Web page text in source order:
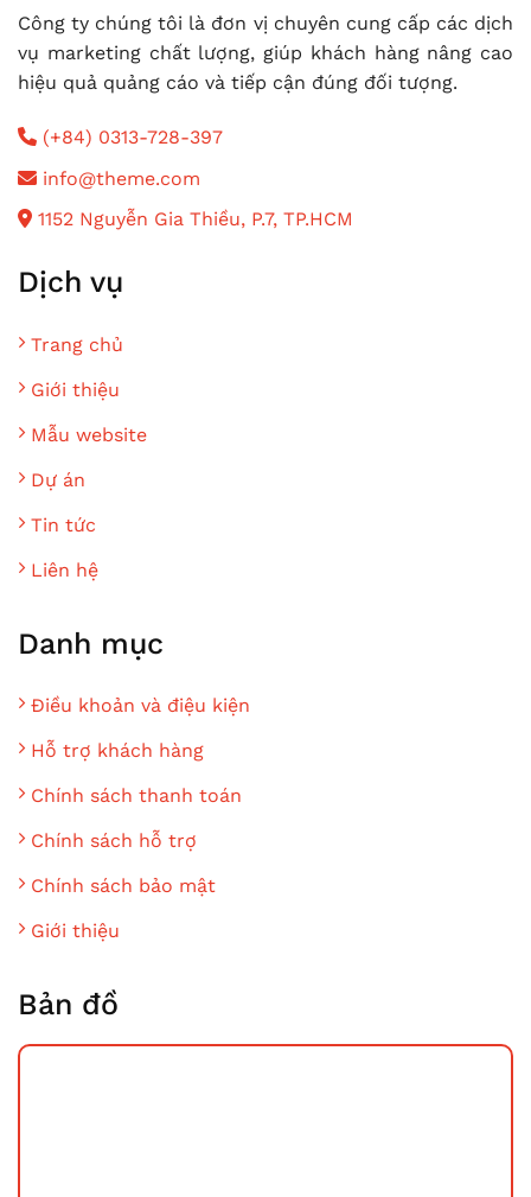
Công ty chúng tôi là đơn vị chuyên cung cấp các dịch
vụ marketing chất lượng, giúp khách hàng nâng cao
hiệu quả quảng cáo và tiếp cận đúng đối tượng.
(+84) 0313-728-397
info@theme.com
1152 Nguyễn Gia Thiều, P.7, TP.HCM
Dịch vụ
Trang chủ
Giới thiệu
Mẫu website
Dự án
Tin tức
Liên hệ
Danh mục
Điều khoản và điệu kiện
Hỗ trợ khách hàng
Chính sách thanh toán
Chính sách hỗ trợ
Chính sách bảo mật
Giới thiệu
Bản đồ